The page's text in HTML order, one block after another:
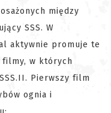
między
SSS. W
aktywnie promuje te
w których
Pierwszy film
ognia i